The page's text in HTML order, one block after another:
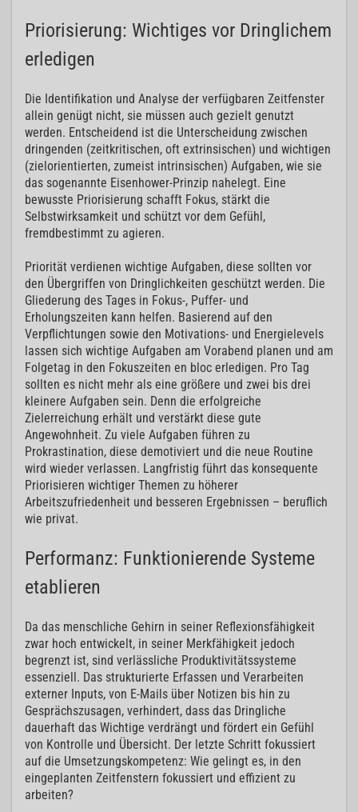
Priorisierung: Wichtiges vor Dringlichem
erledigen
Die Identifikation und Analyse der verfügbaren Zeitfenster
allein genügt nicht, sie müssen auch gezielt genutzt
werden. Entscheidend ist die Unterscheidung zwischen
dringenden (zeitkritischen, oft extrinsischen) und wichtigen
(zielorientierten, zumeist intrinsischen) Aufgaben, wie sie
das sogenannte Eisenhower-Prinzip nahelegt. Eine
bewusste Priorisierung schafft Fokus, stärkt die
Selbstwirksamkeit und schützt vor dem Gefühl,
fremdbestimmt zu agieren.
Priorität verdienen wichtige Aufgaben, diese sollten vor
den Übergriffen von Dringlichkeiten geschützt werden. Die
Gliederung des Tages in Fokus-, Puffer- und
Erholungszeiten kann helfen. Basierend auf den
Verpflichtungen sowie den Motivations- und Energielevels
lassen sich wichtige Aufgaben am Vorabend planen und am
Folgetag in den Fokuszeiten en bloc erledigen. Pro Tag
sollten es nicht mehr als eine größere und zwei bis drei
kleinere Aufgaben sein. Denn die erfolgreiche
Zielerreichung erhält und verstärkt diese gute
Angewohnheit. Zu viele Aufgaben führen zu
Prokrastination, diese demotiviert und die neue Routine
wird wieder verlassen. Langfristig führt das konsequente
Priorisieren wichtiger Themen zu höherer
Arbeitszufriedenheit und besseren Ergebnissen – beruflich
wie privat.
Performanz: Funktionierende Systeme
etablieren
Da das menschliche Gehirn in seiner Reflexionsfähigkeit
zwar hoch entwickelt, in seiner Merkfähigkeit jedoch
begrenzt ist, sind verlässliche Produktivitätssysteme
essenziell. Das strukturierte Erfassen und Verarbeiten
externer Inputs, von E-Mails über Notizen bis hin zu
Gesprächszusagen, verhindert, dass das Dringliche
dauerhaft das Wichtige verdrängt und fördert ein Gefühl
von Kontrolle und Übersicht. Der letzte Schritt fokussiert
auf die Umsetzungskompetenz: Wie gelingt es, in den
eingeplanten Zeitfenstern fokussiert und effizient zu
arbeiten?